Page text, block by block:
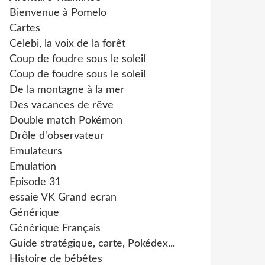
Bienvenue à Pomelo
Cartes
Celebi, la voix de la forêt
Coup de foudre sous le soleil
Coup de foudre sous le soleil
De la montagne à la mer
Des vacances de rêve
Double match Pokémon
Drôle d'observateur
Emulateurs
Emulation
Episode 31
essaie VK Grand ecran
Générique
Générique Français
Guide stratégique, carte, Pokédex...
Histoire de bébêtes